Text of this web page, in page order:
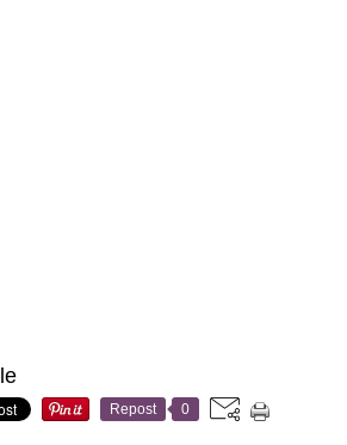
Repost 0